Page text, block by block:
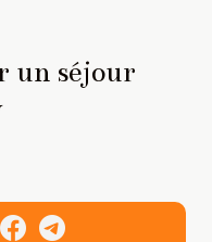
un séjour